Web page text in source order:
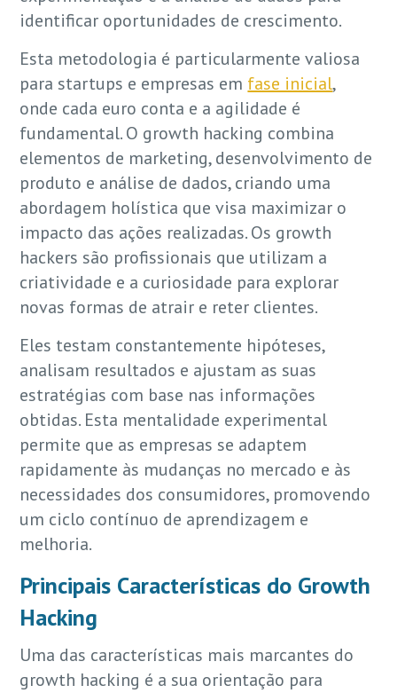
identificar oportunidades de crescimento.
Esta metodologia é particularmente valiosa
para startups e empresas em fase inicial,
onde cada euro conta e a agilidade é
fundamental. O growth hacking combina
elementos de marketing, desenvolvimento de
produto e análise de dados, criando uma
abordagem holística que visa maximizar o
impacto das ações realizadas. Os growth
hackers são profissionais que utilizam a
criatividade e a curiosidade para explorar
novas formas de atrair e reter clientes.
Eles testam constantemente hipóteses,
analisam resultados e ajustam as suas
estratégias com base nas informações
obtidas. Esta mentalidade experimental
permite que as empresas se adaptem
rapidamente às mudanças no mercado e às
necessidades dos consumidores, promovendo
um ciclo contínuo de aprendizagem e
melhoria.
Principais Características do Growth
Hacking
Uma das características mais marcantes do
growth hacking é a sua orientação para